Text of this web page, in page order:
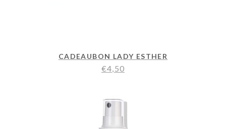
CADEAUBON LADY ESTHER
€4,50